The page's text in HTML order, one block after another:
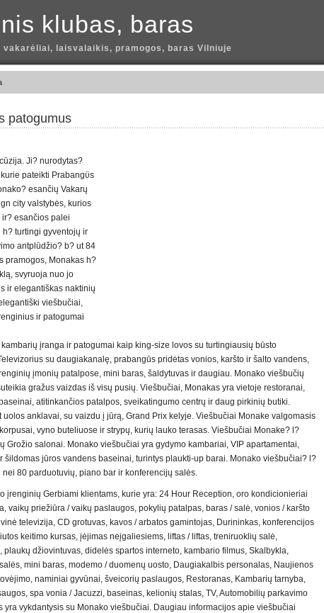
klubas, baras
laisvalaikis, pramogos, baras Vilniuje
patogumus
Ji? nurodytas?
pateikti Prabangϋs
esančių Vakarų
city valstybės, kurios
esančios palei
turtingi gyventojų ir
antplūdžio? b? ut 84
pramogos, Monakas h?
svyruoja nuo jo
ir elegantiškas naktinių
viešbučiai,
ir patogumai
įranga ir patogumai kaip king-size lovos su turtingiausių būsto
su daugiakanalę, prabangūs pridėtas vonios, karšto ir šalto vandens,
įmonių patalpose, mini baras, šaldytuvas ir daugiau. Monako viešbučių
gražus vaizdas iš visų pusių. Viešbučiai, Monakas yra vietoje restoranai,
atitinkančios patalpos, sveikatingumo centrų ir daug pirkinių butiki.
anklavai, su vaizdu į jūrą, Grand Prix kelyje. Viešbučiai Monake valgomasis
vyno buteliuose ir strypų, kurių lauko terasas. Viešbučiai Monake? l?
Grožio salonai. Monako viešbučiai yra gydymo kambariai, VIP apartamentai,
šildomas jūros vandens baseinai, turintys plaukti-up barai. Monako viešbučiai? l?
80 parduotuvių, piano bar ir konferencijų salės.
įrenginių Gerbiami klientams, kurie yra: 24 Hour Reception, oro kondicionieriai
vaikų priežiūra / vaikų paslaugos, pokylių patalpas, baras / salė, vonios / karšto
televizija, CD grotuvas, kavos / arbatos gamintojas, Durininkas, konferencijos
keitimo kursas, įėjimas neįgaliesiems, liftas / liftas, treniruoklių salė,
džiovintuvas, didelės spartos interneto, kambario filmus, Skalbykla,
mini baras, modemo / duomenų uosto, Daugiakalbis personalas, Naujienos
naminiai gyvūnai, šveicorių paslaugos, Restoranas, Kambarių tarnyba,
spa vonia / Jacuzzi, baseinas, kelionių stalas, TV, Automobilių parkavimo
vykdantysis su Monako viešbučiai. Daugiau informacijos apie viešbučiai